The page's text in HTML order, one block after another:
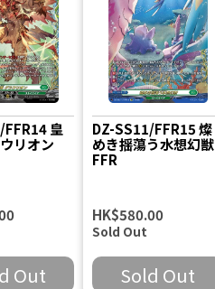
皇
リオン
Out
DZ-SS11/FFR15 燦
めき揺蕩う水想幻獣
FFR
HK$580.00
Sold Out
Sold Out